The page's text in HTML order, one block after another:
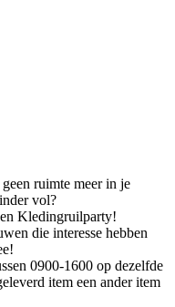
ruimte meer in je
vol?
Kledingruilparty!
die interesse hebben
0900-1600 op dezelfde
item een ander item